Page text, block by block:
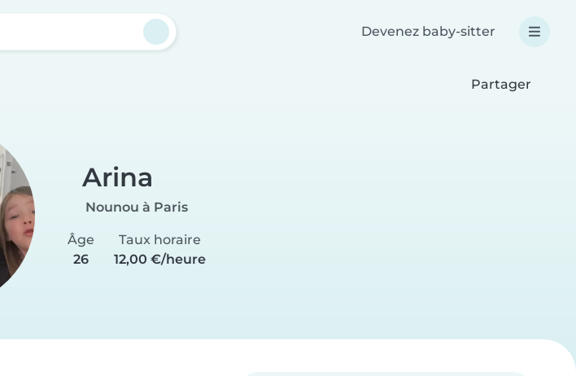
Devenez baby-sitter
Partager
Arina
Nounou à Paris
Âge
26
Taux horaire
12,00 €/heure